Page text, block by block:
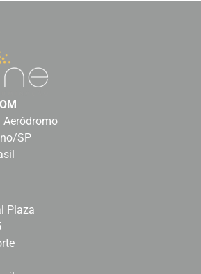
Aeródromo
SP
Plaza